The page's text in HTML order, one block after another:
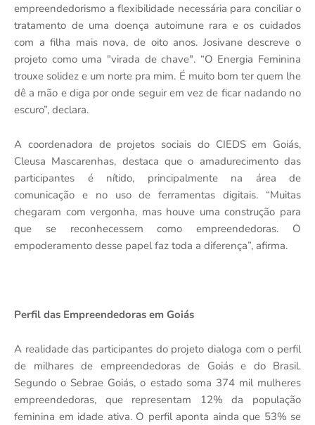
empreendedorismo a flexibilidade necessária para conciliar o
tratamento de uma doença autoimune rara e os cuidados
com a filha mais nova, de oito anos. Josivane descreve o
projeto como uma "virada de chave". “O Energia Feminina
trouxe solidez e um norte pra mim. É muito bom ter quem lhe
dê a mão e diga por onde seguir em vez de ficar nadando no
escuro”, declara.
A coordenadora de projetos sociais do CIEDS em Goiás,
Cleusa Mascarenhas, destaca que o amadurecimento das
participantes é nítido, principalmente na área de
comunicação e no uso de ferramentas digitais. “Muitas
chegaram com vergonha, mas houve uma construção para
que se reconhecessem como empreendedoras. O
empoderamento desse papel faz toda a diferença”, afirma.
Perfil das Empreendedoras em Goiás
A realidade das participantes do projeto dialoga com o perfil
de milhares de empreendedoras de Goiás e do Brasil.
Segundo o Sebrae Goiás, o estado soma 374 mil mulheres
empreendedoras, que representam 12% da população
feminina em idade ativa. O perfil aponta ainda que 53% se